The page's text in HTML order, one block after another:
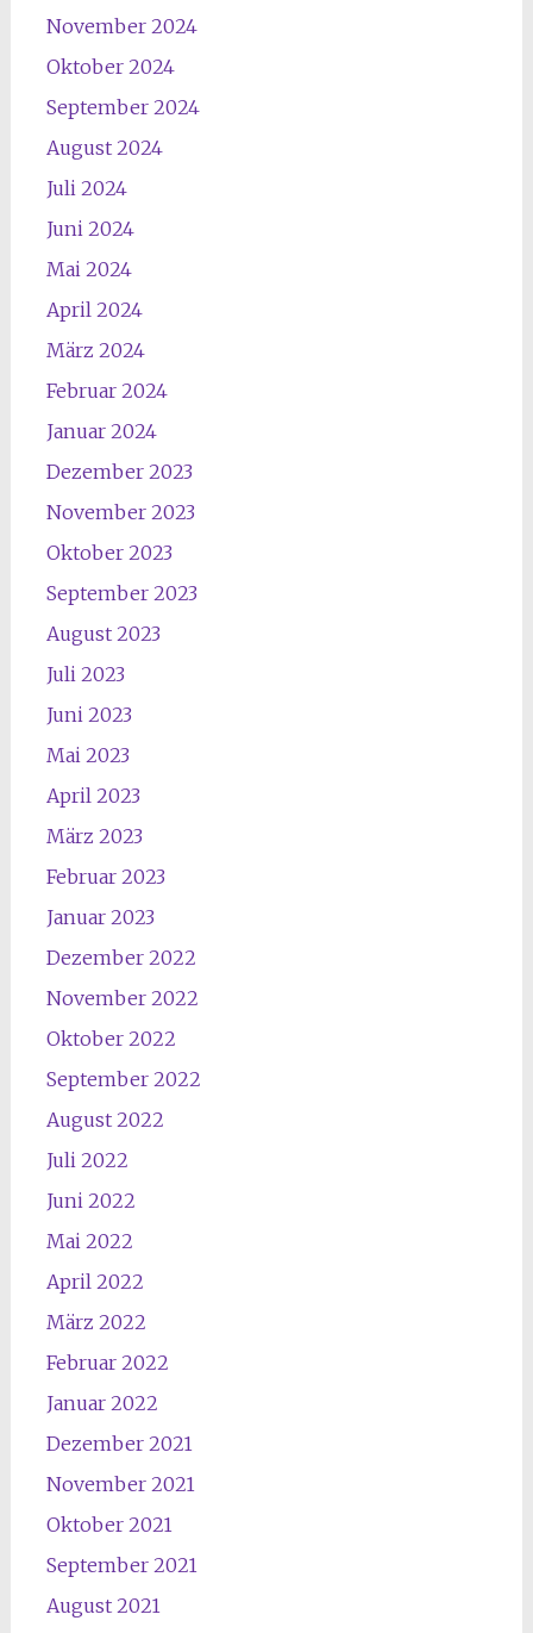
November 2024
Oktober 2024
September 2024
August 2024
Juli 2024
Juni 2024
Mai 2024
April 2024
März 2024
Februar 2024
Januar 2024
Dezember 2023
November 2023
Oktober 2023
September 2023
August 2023
Juli 2023
Juni 2023
Mai 2023
April 2023
März 2023
Februar 2023
Januar 2023
Dezember 2022
November 2022
Oktober 2022
September 2022
August 2022
Juli 2022
Juni 2022
Mai 2022
April 2022
März 2022
Februar 2022
Januar 2022
Dezember 2021
November 2021
Oktober 2021
September 2021
August 2021